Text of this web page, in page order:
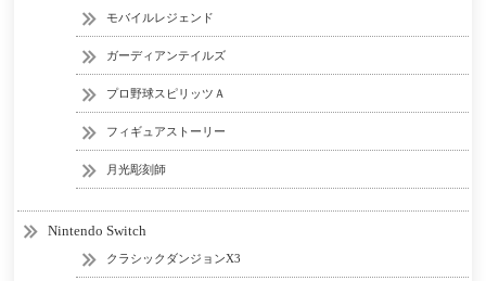
モバイルレジェンド
ガーディアンテイルズ
プロ野球スピリッツＡ
フィギュアストーリー
月光彫刻師
Nintendo Switch
クラシックダンジョンX3